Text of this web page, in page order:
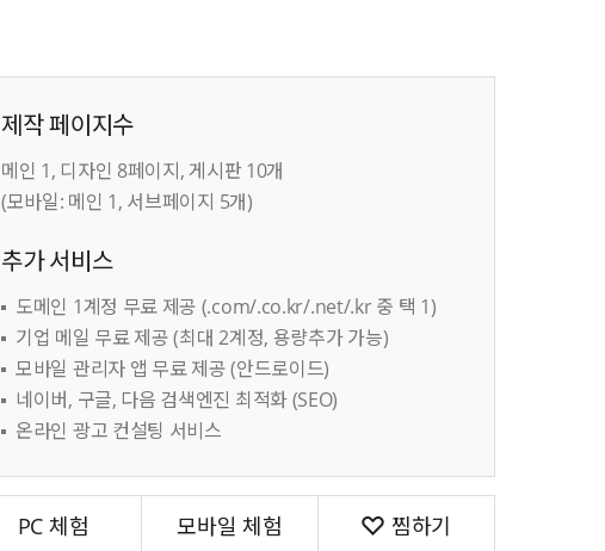
제작 페이지수
메인 1, 디자인 8페이지, 게시판 10개
(모바일: 메인 1, 서브페이지 5개)
추가 서비스
도메인 1계정 무료 제공 (.com/.co.kr/.net/.kr 중 택 1)
기업 메일 무료 제공 (최대 2계정, 용량추가 가능)
모바일 관리자 앱 무료 제공 (안드로이드)
네이버, 구글, 다음 검색엔진 최적화 (SEO)
온라인 광고 컨설팅 서비스
PC 체험 모바일 체험